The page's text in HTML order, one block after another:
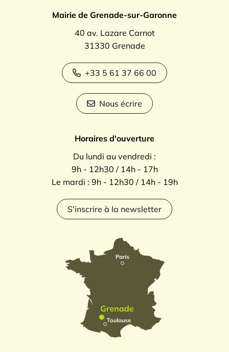
Mairie de Grenade-sur-Garonne
40 av. Lazare Carnot
31330 Grenade
+33 5 61 37 66 00
Nous écrire
Horaires d'ouverture
Du lundi au vendredi :
9h - 12h30 / 14h - 17h
Le mardi : 9h - 12h30 / 14h - 19h
S'inscrire à la newsletter